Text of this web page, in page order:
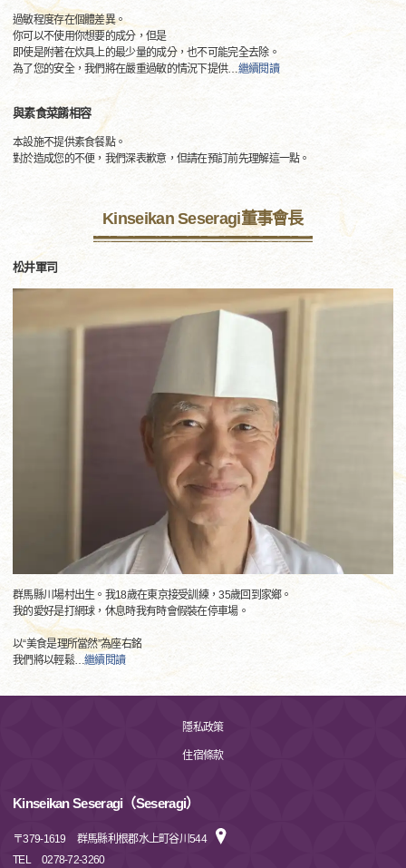
過敏程度存在個體差異。
你可以不使用你想要的成分，但是
即使是附著在炊具上的最少量的成分，也不可能完全去除。
為了您的安全，我們將在嚴重過敏的情況下提供…繼續閱讀
與素食菜餚相容
本設施不提供素食餐點。
對於造成您的不便，我們深表歉意，但請在預訂前先理解這一點。
Kinseikan Seseragi董事會長
松井軍司
群馬縣川場村出生。我18歲在東京接受訓練，35歲回到家鄉。
我的愛好是打網球，休息時我有時會假裝在停車場。
以“美食是理所當然”為座右銘
我們將以輕鬆…繼續閱讀
隱私政策
住宿條款
Kinseikan Seseragi（Seseragi）
〒379-1619
群馬縣利根郡水上町谷川544
TEL
0278-72-3260